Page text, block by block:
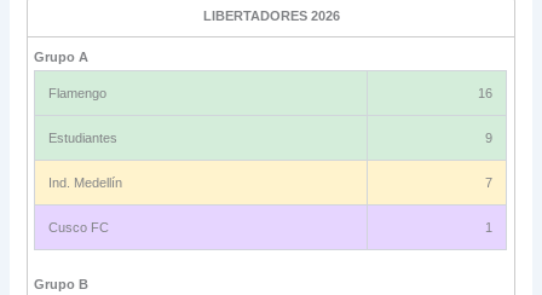
LIBERTADORES 2026
Grupo A
Flamengo 16
Estudiantes 9
Ind. Medellín 7
Cusco FC 1
Grupo B